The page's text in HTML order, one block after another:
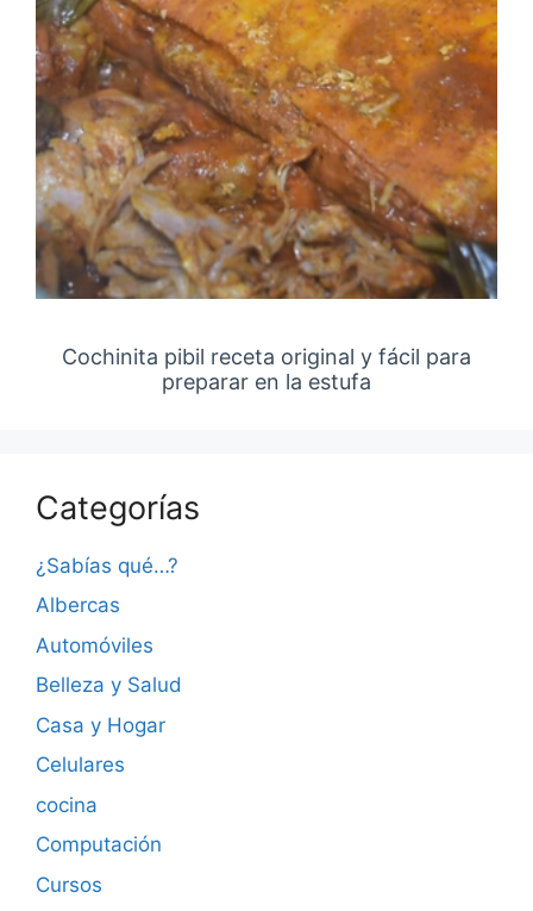
Cochinita pibil receta original y fácil para
preparar en la estufa
Categorías
¿Sabías qué…?
Albercas
Automóviles
Belleza y Salud
Casa y Hogar
Celulares
cocina
Computación
Cursos